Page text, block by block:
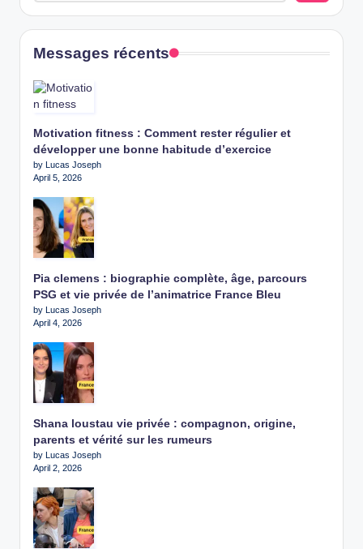
Messages récents
Motivation fitness : Comment rester régulier et
développer une bonne habitude d’exercice
by Lucas Joseph
April 5, 2026
Pia clemens : biographie complète, âge, parcours
PSG et vie privée de l’animatrice France Bleu
by Lucas Joseph
April 4, 2026
Shana loustau vie privée : compagnon, origine,
parents et vérité sur les rumeurs
by Lucas Joseph
April 2, 2026